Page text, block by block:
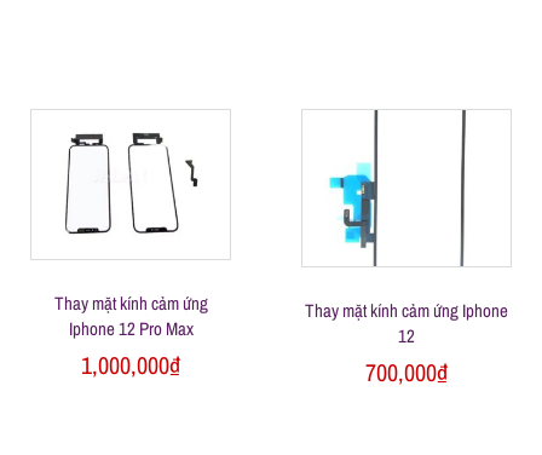
o
i
d
Thay mặt kính cảm ứng
Iphone 12 Pro Max
1,000,000₫
Thay mặt kính cảm ứng Iphone
12
700,000₫